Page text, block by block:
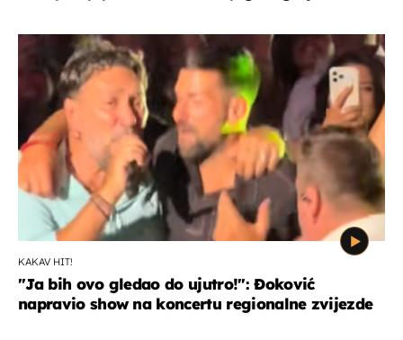
KAKAV HIT!
"Ja bih ovo gledao do ujutro!": Đoković
napravio show na koncertu regionalne zvijezde